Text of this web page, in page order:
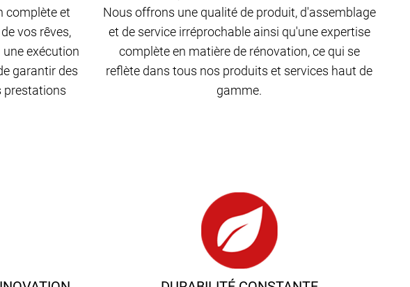
Nous offrons une qualité de produit, d'assemblage
et de service irréprochable ainsi qu'une expertise
complète en matière de rénovation, ce qui se
reflète dans tous nos produits et services haut de
gamme.
complète et
vos rêves,
exécution
garantir des
prestations